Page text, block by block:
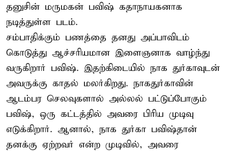
தனுசின் மருமகன் பவிஷ் கதாநாயகனாக
நடித்துள்ள படம்.
சம்பாதிக்கும் பணத்தை தனது அப்பாவிடம்
கொடுத்து ஆச்சரியமான இளைஞனாக வாழ்ந்து
வருகிறார் பவிஷ். இதற்கிடையில் நாக துர்காவுடன்
அவருக்கு காதல் மலர்கிறது. நாகதுர்காவின்
ஆடம்பர செலவுகளால் அல்லல் பட்டுப்போகும்
பவிஷ், ஒரு கட்டத்தில் அவரை பிரிய முடிவு
எடுக்கிறார். ஆனால், நாக துர்கா பவிஷ்தான்
தனக்கு ஏற்றவர் என்ற முடிவில், அவரை